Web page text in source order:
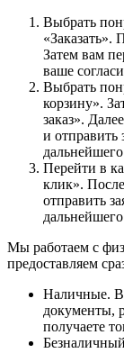
Выбрать
«Заказать».
Затем вам
ваше
Выбрать
корзину».
заказ».
и отправить
Перейти в
клик».
отправить
Мы работаем с
предоставляем
Наличные.
документы,
получаете